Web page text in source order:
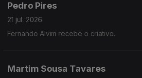
Pedro Pires
21 jul. 2026
Fernando Alvim recebe o criativo.
Martim Sousa Tavares